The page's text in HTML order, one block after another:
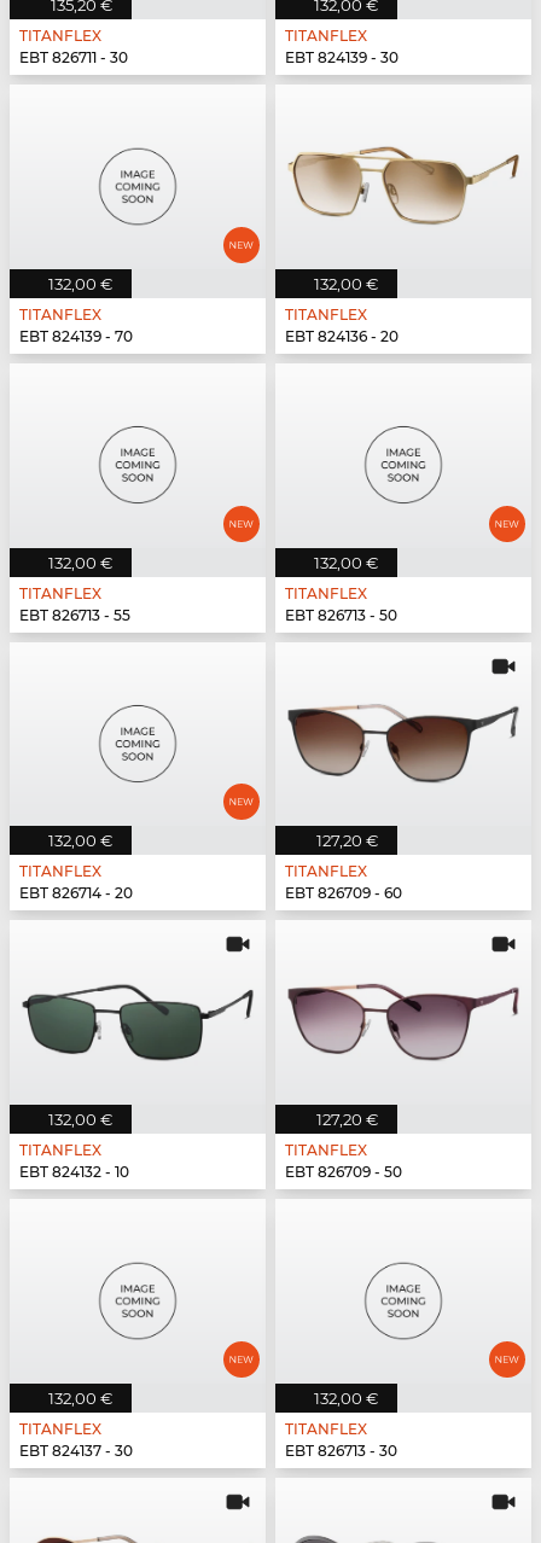
135,20 €
TITANFLEX
EBT 826711 - 30
132,00 €
TITANFLEX
EBT 824139 - 30
132,00 €
TITANFLEX
EBT 824139 - 70
132,00 €
TITANFLEX
EBT 824136 - 20
132,00 €
TITANFLEX
EBT 826713 - 55
132,00 €
TITANFLEX
EBT 826713 - 50
132,00 €
TITANFLEX
EBT 826714 - 20
127,20 €
TITANFLEX
EBT 826709 - 60
132,00 €
TITANFLEX
EBT 824132 - 10
127,20 €
TITANFLEX
EBT 826709 - 50
132,00 €
TITANFLEX
EBT 824137 - 30
132,00 €
TITANFLEX
EBT 826713 - 30